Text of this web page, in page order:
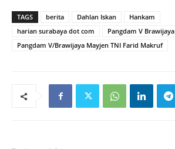
TAGS berita Dahlan Iskan
Hankam
harian surabaya dot com
Pangdam V Brawijaya
Pangdam V/Brawijaya Mayjen TNI Farid Makruf